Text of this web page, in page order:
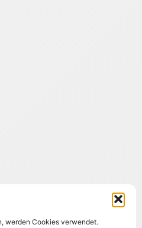
werden Cookies verwendet.